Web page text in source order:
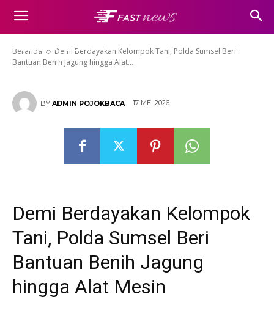
Beranda
Demi Berdayakan Kelompok Tani, Polda Sumsel Beri
Bantuan Benih Jagung hingga Alat...
Tani, Polda Sumsel Beri
Bantuan Benih Jagung hingga
Alat Mesin
BY ADMIN POJOKBACA 17 MEI 2026
Demi Berdayakan Kelompok
Tani, Polda Sumsel Beri
Bantuan Benih Jagung
hingga Alat Mesin